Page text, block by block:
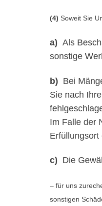
(4) Soweit Sie
a) Als
sonstige
b) Bei
Sie nach
Im Falle der
c) Die
– für uns
sonstigen